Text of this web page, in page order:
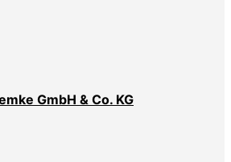
GmbH & Co. KG